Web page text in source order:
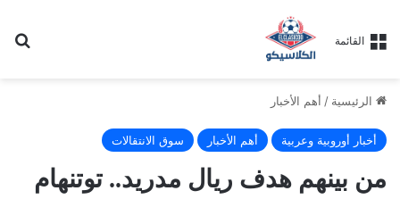
القائمة
الرئيسية / أهم الأخبار
أخبار أوروبية وعربية أهم الأخبار سوق الانتقالات
من بينهم هدف ريال مدريد.. توتنهام